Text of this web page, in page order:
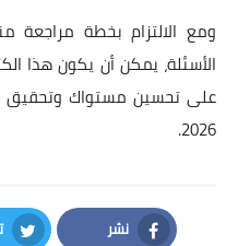
ومع الالتزام بخطة
الأسئلة، يمكن أن يكون هذا
على تحسين مستواك وتحقيق
2026.
نشر